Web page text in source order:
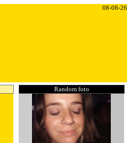
08-08-26
Random foto